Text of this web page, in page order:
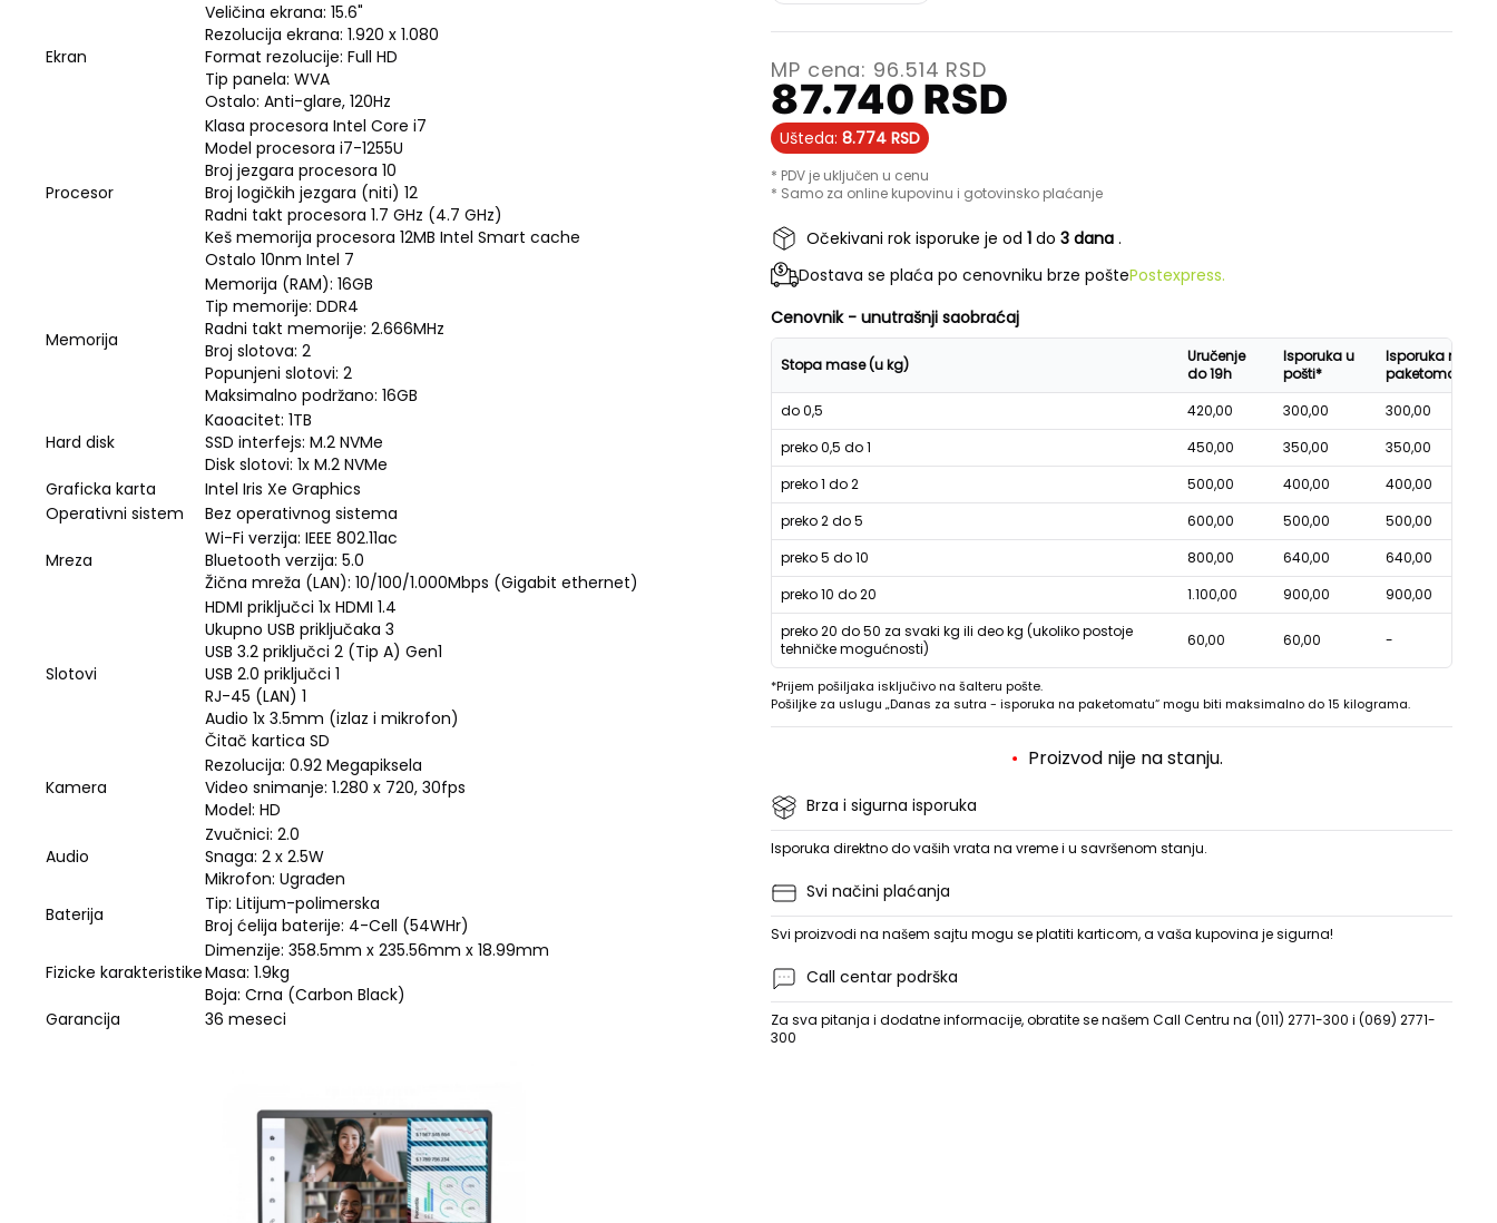
Ekran
Veličina ekrana: 15.6"
Rezolucija ekrana: 1.920 x 1.080
Format rezolucije: Full HD
Tip panela: WVA
Ostalo: Anti-glare, 120Hz
Procesor
Klasa procesora Intel Core i7
Model procesora i7-1255U
Broj jezgara procesora 10
Broj logičkih jezgara (niti) 12
Radni takt procesora 1.7 GHz (4.7 GHz)
Keš memorija procesora 12MB Intel Smart cache
Ostalo 10nm Intel 7
Memorija
Memorija (RAM): 16GB
Tip memorije: DDR4
Radni takt memorije: 2.666MHz
Broj slotova: 2
Popunjeni slotovi: 2
Maksimalno podržano: 16GB
Hard disk
Kaoacitet: 1TB
SSD interfejs: M.2 NVMe
Disk slotovi: 1x M.2 NVMe
Graficka karta
Intel Iris Xe Graphics
Operativni sistem
Bez operativnog sistema
Mreza
Wi-Fi verzija: IEEE 802.11ac
Bluetooth verzija: 5.0
Žična mreža (LAN): 10/100/1.000Mbps (Gigabit ethernet)
Slotovi
HDMI priključci 1x HDMI 1.4
Ukupno USB priključaka 3
USB 3.2 priključci 2 (Tip A) Gen1
USB 2.0 priključci 1
RJ-45 (LAN) 1
Audio 1x 3.5mm (izlaz i mikrofon)
Čitač kartica SD
Kamera
Rezolucija: 0.92 Megapiksela
Video snimanje: 1.280 x 720, 30fps
Model: HD
Audio
Zvučnici: 2.0
Snaga: 2 x 2.5W
Mikrofon: Ugrađen
Baterija
Tip: Litijum-polimerska
Broj ćelija baterije: 4-Cell (54WHr)
Fizicke karakteristike
Dimenzije: 358.5mm x 235.56mm x 18.99mm
Masa: 1.9kg
Boja: Crna (Carbon Black)
Garancija
36 meseci
MP cena: 96.514 RSD
87.740 RSD
Ušteda: 8.774 RSD
* PDV je uključen u cenu
* Samo za online kupovinu i gotovinsko plaćanje
Očekivani rok isporuke je od 1 do 3 dana .
Dostava se plaća po cenovniku brze poštePostexpress.
Cenovnik - unutrašnji saobraćaj
Stopa mase (u kg)
Uručenje
do 19h
Isporuka u
pošti*
Isporuka na
paketomatu*
do 0,5
420,00 300,00
300,00
preko 0,5 do 1
450,00 350,00
350,00
preko 1 do 2
500,00 400,00
400,00
preko 2 do 5
600,00 500,00
500,00
preko 5 do 10
800,00 640,00
640,00
preko 10 do 20
1.100,00 900,00
900,00
preko 20 do 50 za svaki kg ili deo kg (ukoliko postoje
tehničke mogućnosti)
60,00 60,00 -
*Prijem pošiljaka isključivo na šalteru pošte.
Pošiljke za uslugu „Danas za sutra - isporuka na paketomatu“ mogu biti maksimalno do 15 kilograma.
Proizvod nije na stanju.
Brza i sigurna isporuka
Isporuka direktno do vaših vrata na vreme i u savršenom stanju.
Svi načini plaćanja
Svi proizvodi na našem sajtu mogu se platiti karticom, a vaša kupovina je sigurna!
Call centar podrška
Za sva pitanja i dodatne informacije, obratite se našem Call Centru na (011) 2771-300 i (069) 2771-
300